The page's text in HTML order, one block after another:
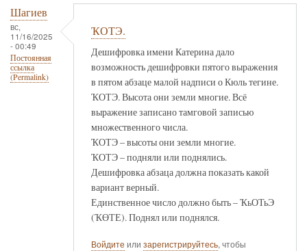
Шагиев
вс,
11/16/2025
- 00:49
Постоянная
ссылка
(Permalink)
ҠОТЭ.
Дешифровка имени Катерина дало
возможность дешифровки пятого выражения
в пятом абзаце малой надписи о Кюль тегине.
ҠОТЭ. Высота они земли многие. Всё
выражение записано тамговой записью
множественного числа.
ҠОТЭ – высоты они земли многие.
ҠОТЭ – подняли или поднялись.
Дешифровка абзаца должна показать какой
вариант верный.
Единственное число должно быть – ҠьОТьЭ
(ҠӨТЕ). Поднял или поднялся.
Войдите или зарегистрируйтесь, чтобы